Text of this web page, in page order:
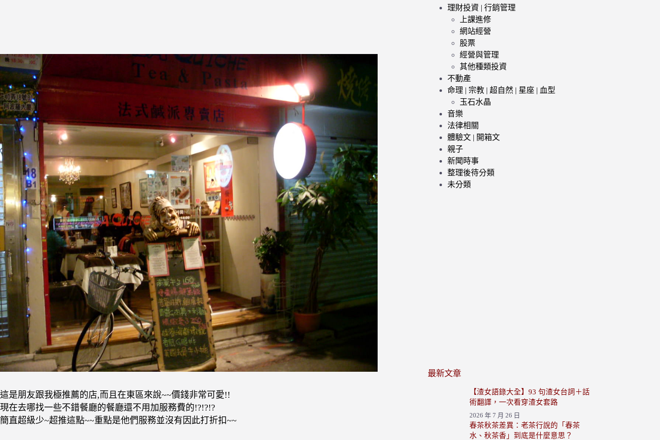
這是朋友跟我極推薦的店,而且在東區來說~~價錢非常可愛!!
現在去哪找一些不錯餐廳的餐廳還不用加服務費的!?!?!?
簡直超級少~超推這點~~重點是他們服務並沒有因此打折扣~~
理財投資 | 行銷管理
上課進修
網站經營
股票
經營與管理
其他種類投資
不動產
命理 | 宗教 | 超自然 | 星座 | 血型
玉石水晶
音樂
法律相關
體驗文 | 開箱文
親子
新聞時事
整理後待分類
未分類
最新文章
【渣女語錄大全】93 句渣女台詞＋話
術翻譯，一次看穿渣女套路
2026 年 7 月 26 日
春茶秋茶差異：老茶行說的「春茶
水、秋茶香」到底是什麼意思？